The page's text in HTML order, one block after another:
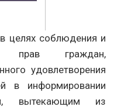
целях соблюдения и
прав граждан,
удовлетворения
в информировании
вытекающим из